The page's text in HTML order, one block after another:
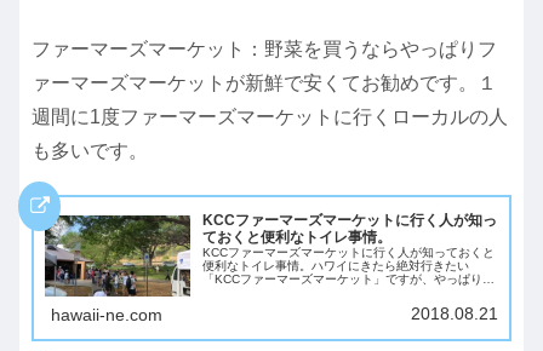
ファーマーズマーケット：野菜を買うならやっぱりフ
ァーマーズマーケットが新鮮で安くてお勧めです。１
週間に1度ファーマーズマーケットに行くローカルの人
も多いです。
KCCファーマーズマーケットに行く人が知っ
ておくと便利なトイレ事情。
KCCファーマーズマーケットに行く人が知っておくと
便利なトイレ事情。ハワイにきたら絶対行きたい
「KCCファーマーズマーケット」ですが、やっぱり大
で、ここに行けばハワイの流行もわかります。ただ、
hawaii-ne.com 2018.08.21